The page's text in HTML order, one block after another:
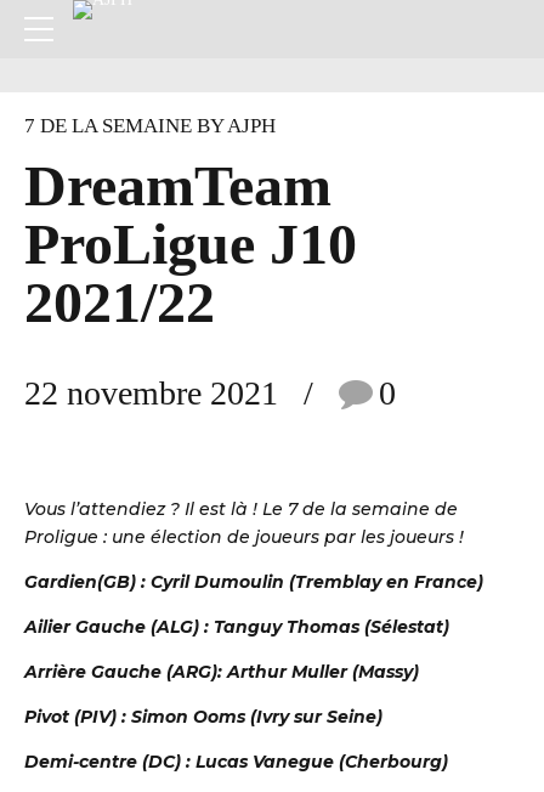
7 DE LA SEMAINE BY AJPH
DreamTeam
ProLigue J10
2021/22
22 novembre 2021 0
Vous l’attendiez ? Il est là ! Le 7 de la semaine de
Proligue : une élection de joueurs par les joueurs !
Gardien(GB) : Cyril Dumoulin (Tremblay en France)
Ailier Gauche (ALG) : Tanguy Thomas (Sélestat)
Arrière Gauche (ARG): Arthur Muller (Massy)
Pivot (PIV) : Simon Ooms (Ivry sur Seine)
Demi-centre (DC) : Lucas Vanegue (Cherbourg)